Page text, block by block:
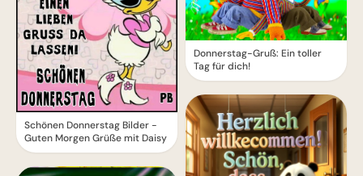
Schönen Donnerstag Bilder -
Guten Morgen Grüße mit Daisy
Donnerstag-Gruß: Ein toller
Tag für dich!